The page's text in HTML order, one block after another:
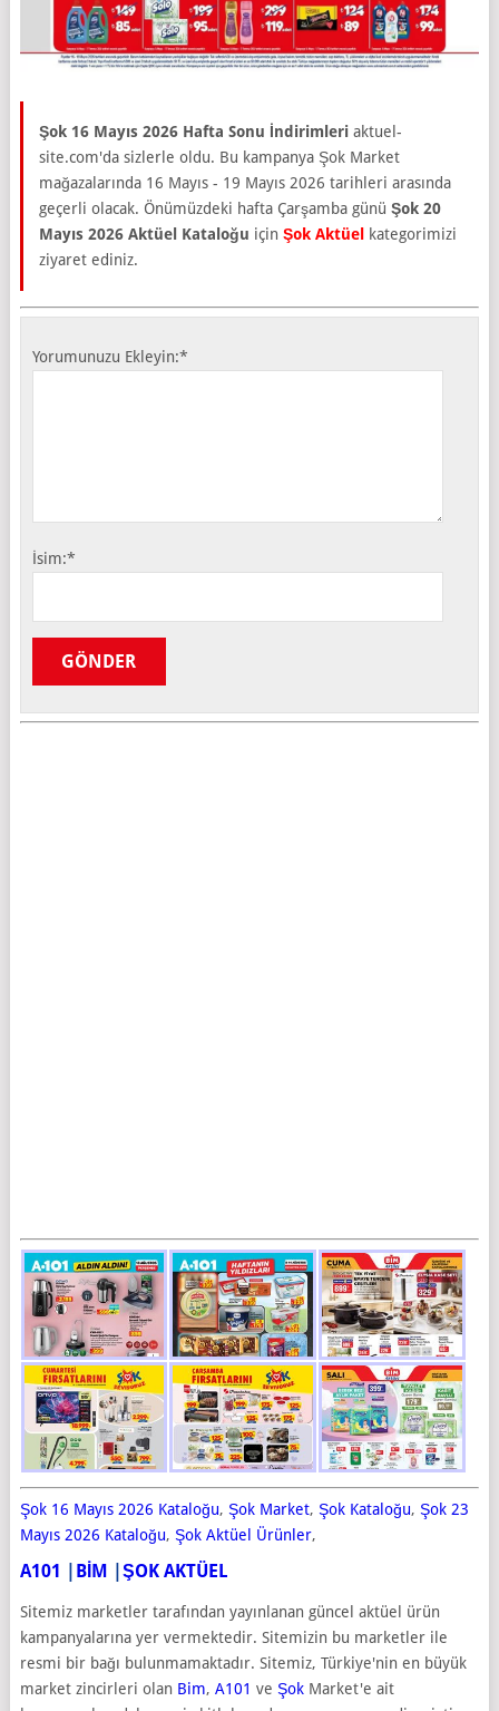
Şok 16 Mayıs 2026 Hafta Sonu İndirimleriaktuel-
site.com'da sizlerle oldu. Bu kampanya Şok Market
mağazalarında 16 Mayıs - 19 Mayıs 2026 tarihleri arasında
geçerli olacak. Önümüzdeki hafta Çarşamba günü Şok 20
Mayıs 2026 Aktüel Kataloğu için Şok Aktüel
kategorimizi
ziyaret ediniz.
Yorumunuzu Ekleyin:*
İsim:*
Şok 16 Mayıs 2026 Kataloğu, Şok Market, Şok Kataloğu, Şok 23
Mayıs 2026 Kataloğu, Şok Aktüel Ürünler,
A101 BİM ŞOK AKTÜEL
Sitemiz marketler tarafından yayınlanan güncel aktüel ürün
kampanyalarına yer vermektedir. Sitemizin bu marketler ile
resmi bir bağı bulunmamaktadır. Sitemiz, Türkiye'nin en büyük
market zincirleri olan Bim, A101 ve ŞokMarket'e ait